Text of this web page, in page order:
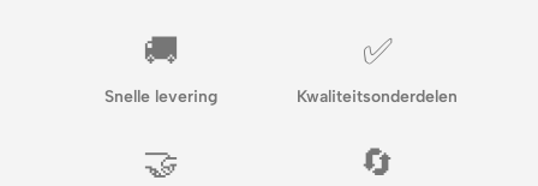
🚚
Snelle levering
✅
Kwaliteitsonderdelen
🤝 🔄